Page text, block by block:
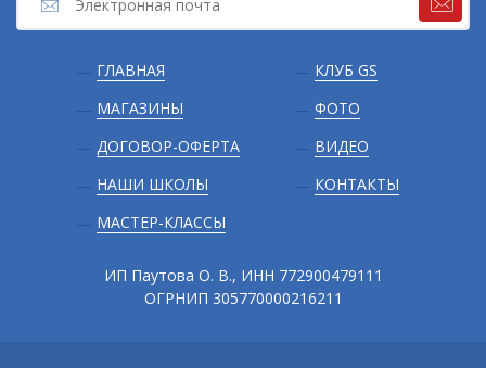
Подвал
ГЛАВНАЯ
МАГАЗИНЫ
ДОГОВОР-ОФЕРТА
НАШИ ШКОЛЫ
МАСТЕР-КЛАССЫ
КЛУБ GS
ФОТО
ВИДЕО
КОНТАКТЫ
ИП Паутова О. В., ИНН 772900479111
ОГРНИП 305770000216211